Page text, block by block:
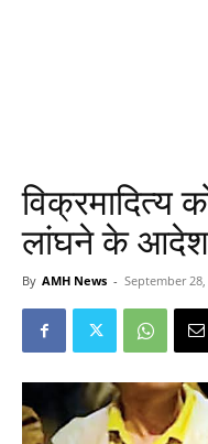
विक्रमादित्य
लांघने के आदेश
By AMH News - September 28,